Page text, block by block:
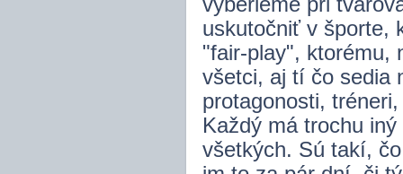
uskutočniť v športe,
"fair-play", ktorému,
všetci, aj tí čo sedia
protagonosti,
Každý má trochu
všetkých. Sú takí,